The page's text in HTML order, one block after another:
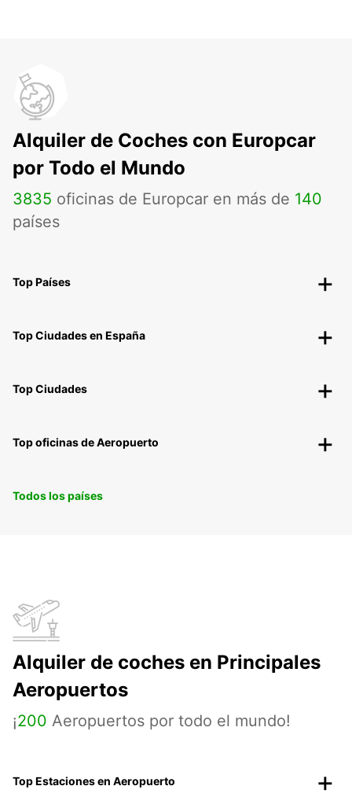
Alquiler de Coches con Europcar
por Todo el Mundo
3835 oficinas de Europcar en más de 140
países
Top Países
Top Ciudades en España
Top Ciudades
Top oficinas de Aeropuerto
Todos los países
Alquiler de coches en Principales
Aeropuertos
¡200 Aeropuertos por todo el mundo!
Top Estaciones en Aeropuerto